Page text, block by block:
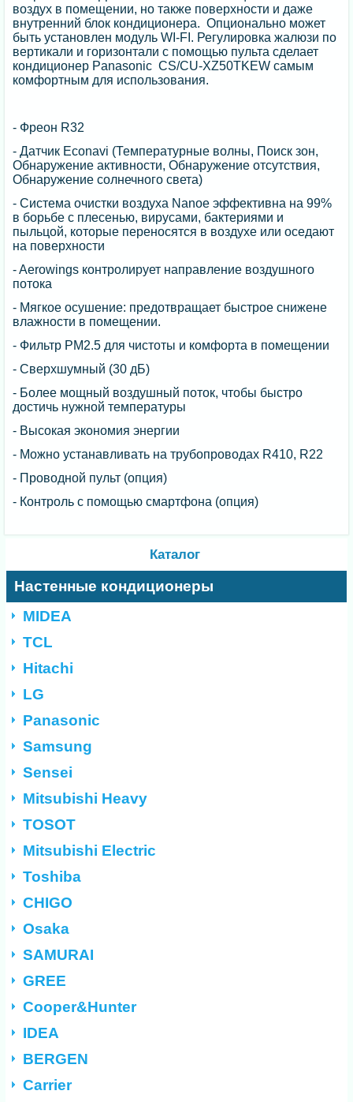
воздух в помещении, но также поверхности и даже
внутренний блок кондиционера. Опционально может
быть установлен модуль WI-FI. Регулировка жалюзи по
вертикали и горизонтали с помощью пульта сделает
кондиционер Panasonic CS/CU-XZ50TKEW самым
комфортным для использования.
- Фреон R32
- Датчик Econavi (Температурные волны, Поиск зон,
Обнаружение активности, Обнаружение отсутствия,
Обнаружение солнечного света)
- Система очистки воздуха Nanoe эффективна на 99%
в борьбе с плесенью, вирусами, бактериями и
пыльцой, которые переносятся в воздухе или оседают
на поверхности
- Aerowings контролирует направление воздушного
потока
- Мягкое осушение: предотвращает быстрое снижене
влажности в помещении.
- Фильтр PM2.5 для чистоты и комфорта в помещении
- Сверхшумный (30 дБ)
- Более мощный воздушный поток, чтобы быстро
достичь нужной температуры
- Высокая экономия энергии
- Можно устанавливать на трубопроводах R410, R22
- Проводной пульт (опция)
- Контроль с помощью смартфона (опция)
Каталог
Настенные кондиционеры
MIDEA
TCL
Hitachi
LG
Panasonic
Samsung
Sensei
Mitsubishi Heavy
TOSOT
Mitsubishi Electric
Toshiba
CHIGO
Osaka
SAMURAI
GREE
Cooper&Hunter
IDEA
BERGEN
Carrier